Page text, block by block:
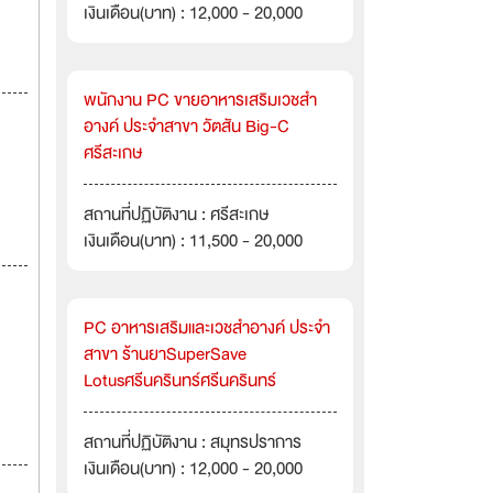
เงินเดือน(บาท) : 12,000 - 20,000
พนักงาน PC ขายอาหารเสริมเวชสำ
อางค์ ประจำสาขา วัตสัน Big-C
ศรีสะเกษ
สถานที่ปฏิบัติงาน : ศรีสะเกษ
เงินเดือน(บาท) : 11,500 - 20,000
PC อาหารเสริมและเวชสำอางค์ ประจำ
สาขา ร้านยาSuperSave
Lotusศรีนครินทร์ศรีนครินทร์
สถานที่ปฏิบัติงาน : สมุทรปราการ
เงินเดือน(บาท) : 12,000 - 20,000